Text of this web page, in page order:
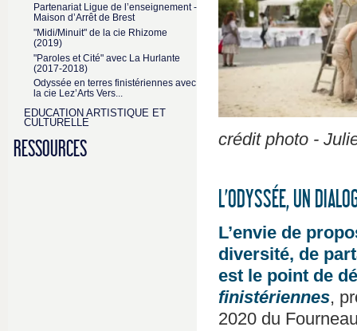
Partenariat Ligue de l’enseignement -
Maison d’Arrêt de Brest
"Midi/Minuit" de la cie Rhizome
(2019)
"Paroles et Cité" avec La Hurlante
(2017-2018)
Odyssée en terres finistériennes avec
la cie Lez’Arts Vers...
EDUCATION ARTISTIQUE ET
CULTURELLE
RESSOURCES crédit photo -
L’ODYSSÉE, UN
L’envie de
diversité, de
est le point de
finistériennes,
2020 du